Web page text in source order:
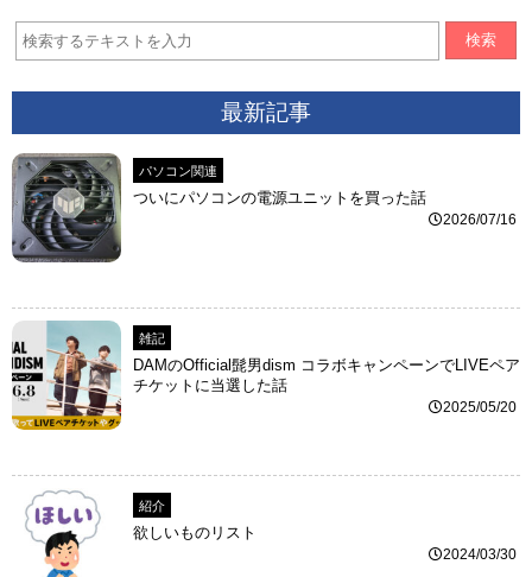
検索
最新記事
パソコン関連
ついにパソコンの電源ユニットを買った話
2026/07/16
雑記
DAMのOfficial髭男dism コラボキャンペーンでLIVEペア
チケットに当選した話
2025/05/20
紹介
欲しいものリスト
2024/03/30